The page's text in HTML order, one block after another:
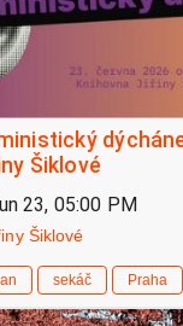
Šiklové
23, 05:00 PM
Šiklové
sekáč Praha